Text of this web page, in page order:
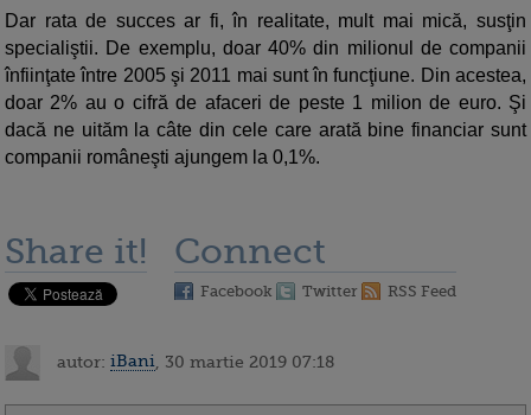
Dar rata de succes ar fi, în realitate, mult mai mică, susţin
specialiştii. De exemplu, doar 40% din milionul de companii
înfiinţate între 2005 şi 2011 mai sunt în funcţiune. Din acestea,
doar 2% au o cifră de afaceri de peste 1 milion de euro. Şi
dacă ne uităm la câte din cele care arată bine financiar sunt
companii româneşti ajungem la 0,1%.
Share it! Connect
Facebook Twitter RSS Feed
autor: iBani , 30 martie 2019 07:18